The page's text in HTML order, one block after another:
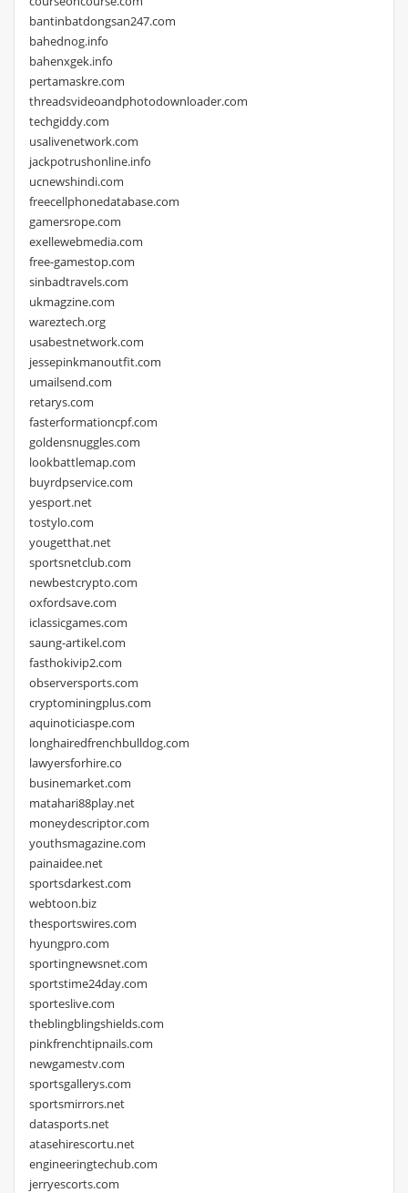
bantinbatdongsan247.com
bahednog.info
bahenxgek.info
pertamaskre.com
threadsvideoandphotodownloader.com
techgiddy.com
usalivenetwork.com
jackpotrushonline.info
ucnewshindi.com
freecellphonedatabase.com
gamersrope.com
exellewebmedia.com
free-gamestop.com
sinbadtravels.com
ukmagzine.com
wareztech.org
usabestnetwork.com
jessepinkmanoutfit.com
umailsend.com
retarys.com
fasterformationcpf.com
goldensnuggles.com
lookbattlemap.com
buyrdpservice.com
yesport.net
tostylo.com
yougetthat.net
sportsnetclub.com
newbestcrypto.com
oxfordsave.com
iclassicgames.com
saung-artikel.com
fasthokivip2.com
observersports.com
cryptominingplus.com
aquinoticiaspe.com
longhairedfrenchbulldog.com
lawyersforhire.co
businemarket.com
matahari88play.net
moneydescriptor.com
youthsmagazine.com
painaidee.net
sportsdarkest.com
webtoon.biz
thesportswires.com
hyungpro.com
sportingnewsnet.com
sportstime24day.com
sporteslive.com
theblingblingshields.com
pinkfrenchtipnails.com
newgamestv.com
sportsgallerys.com
sportsmirrors.net
datasports.net
atasehirescortu.net
engineeringtechub.com
jerryescorts.com